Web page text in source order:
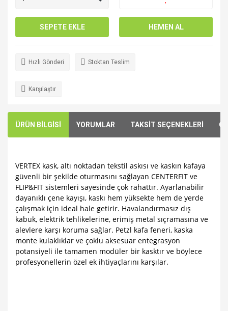
SEPETE EKLE HEMEN AL
Hızlı Gönderi Stoktan Teslim
Karşılaştır
ÜRÜN BİLGİSİ YORUMLAR TAKSİT SEÇENEKLERİ
VERTEX kask, altı noktadan tekstil askısı ve kaskın kafaya
güvenli bir şekilde oturmasını sağlayan CENTERFIT ve
FLIP&FIT sistemleri sayesinde çok rahattır. Ayarlanabilir
dayanıklı çene kayışı, kaskı hem yüksekte hem de yerde
çalışmak için ideal hale getirir. Havalandırmasız dış
kabuk, elektrik tehlikelerine, erimiş metal sıçramasına ve
alevlere karşı koruma sağlar. Petzl kafa feneri, kaska
monte kulaklıklar ve çoklu aksesuar entegrasyon
potansiyeli ile tamamen modüler bir kasktır ve böylece
profesyonellerin özel ek ihtiyaçlarını karşılar.